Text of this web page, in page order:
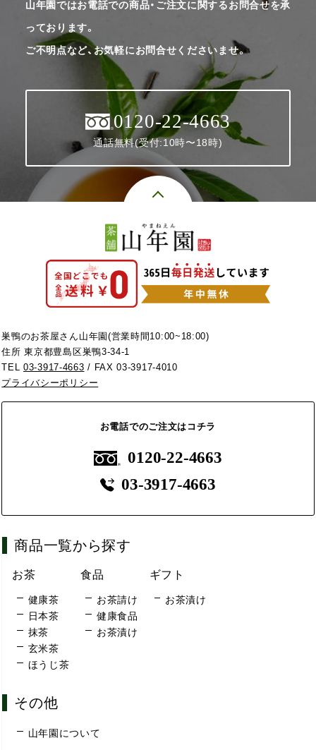
山年園ではお電話での商品・ご注文に関するお問合せを承
っております。
ご不明点など、お気軽にお問合せくださいませ。
0120-22-4663
通話無料(受付:10時〜18時)
巣鴨のお茶屋さん山年園(営業時間10:00~18:00)
住所 東京都豊島区巣鴨3-34-1
TEL03-3917-4663 / FAX 03-3917-4010
プライバシーポリシー
お電話でのご注文はコチラ
0120-22-4663
03-3917-4663
商品一覧から探す
お茶
健康茶
日本茶
抹茶
玄米茶
ほうじ茶
食品
お茶請け
健康食品
お茶漬け
ギフト
お茶漬け
その他
山年園について